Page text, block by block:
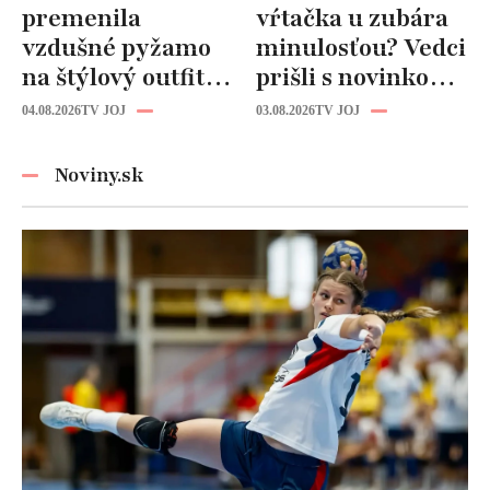
premenila
vzdušné pyžamo
na štýlový outfit:
Tento trik vás
horúčav
04.08.2026TV JOJ
vŕtačka u zubára
minulosťou? Vedci
prišli s novinkou,
ktorá by mohla
03.08.2026TV JOJ
Noviny.sk